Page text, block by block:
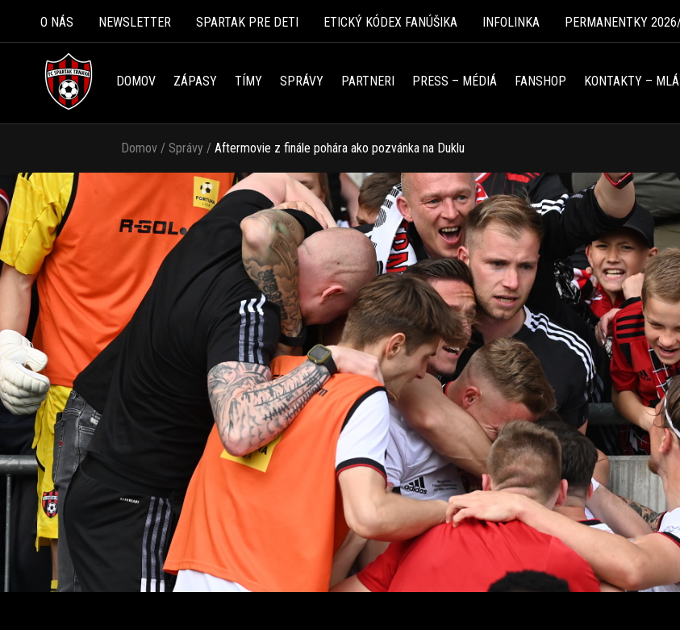
O NÁS NEWSLETTER SPARTAK PRE DETI ETICKÝ KÓDEX FANÚŠIKA INFOLINKA PERMANENTKY
DOMOV ZÁPASY TÍMY SPRÁVY PARTNERI PRESS – MÉDIÁ FANSHOP KONTAKTY –
Domov / Správy / Aftermovie z finále pohára ako pozvánka na Duklu